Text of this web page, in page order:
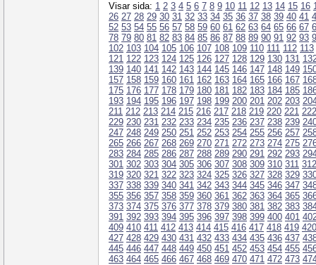
Visar sida: 1 2 3 4 5 6 7 8 9 10 11 12 13 14 15 16
26 27 28 29 30 31 32 33 34 35 36 37 38 39 40 41
52 53 54 55 56 57 58 59 60 61 62 63 64 65 66 67
78 79 80 81 82 83 84 85 86 87 88 89 90 91 92 93
102 103 104 105 106 107 108 109 110 111 112 113
121 122 123 124 125 126 127 128 129 130 131
139 140 141 142 143 144 145 146 147 148 149
157 158 159 160 161 162 163 164 165 166 167
175 176 177 178 179 180 181 182 183 184 185
193 194 195 196 197 198 199 200 201 202 203
211 212 213 214 215 216 217 218 219 220 221 222
229 230 231 232 233 234 235 236 237 238 239
247 248 249 250 251 252 253 254 255 256 257
265 266 267 268 269 270 271 272 273 274 275
283 284 285 286 287 288 289 290 291 292 293
301 302 303 304 305 306 307 308 309 310 311 312
319 320 321 322 323 324 325 326 327 328 329
337 338 339 340 341 342 343 344 345 346 347
355 356 357 358 359 360 361 362 363 364 365
373 374 375 376 377 378 379 380 381 382 383
391 392 393 394 395 396 397 398 399 400 401
409 410 411 412 413 414 415 416 417 418 419 420
427 428 429 430 431 432 433 434 435 436 437
445 446 447 448 449 450 451 452 453 454 455
463 464 465 466 467 468 469 470 471 472 473